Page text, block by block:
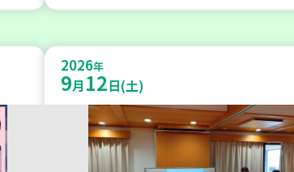
2026年
9月 12日(土)